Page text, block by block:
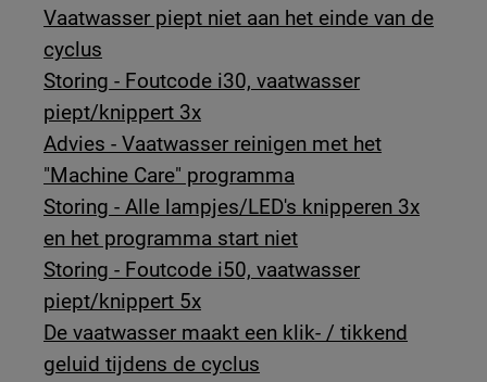
Vaatwasser piept niet aan het einde van de
cyclus
Storing - Foutcode i30, vaatwasser
piept/knippert 3x
Advies - Vaatwasser reinigen met het
"Machine Care" programma
Storing - Alle lampjes/LED's knipperen 3x
en het programma start niet
Storing - Foutcode i50, vaatwasser
piept/knippert 5x
De vaatwasser maakt een klik- / tikkend
geluid tijdens de cyclus